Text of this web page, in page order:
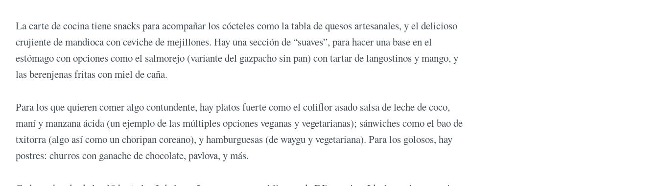
La carte de cocina tiene snacks para acompañar los cócteles como la tabla de quesos artesanales, y el delicioso
crujiente de mandioca con ceviche de mejillones. Hay una sección de “suaves”, para hacer una base en el
estómago con opciones como el salmorejo (variante del gazpacho sin pan) con tartar de langostinos y mango, y
las berenjenas fritas con miel de caña.
Para los que quieren comer algo contundente, hay platos fuerte como el coliflor asado salsa de leche de coco,
maní y manzana ácida (un ejemplo de las múltiples opciones veganas y vegetarianas); sánwiches como el bao de
txitorra (algo así como un choripan coreano), y hamburguesas (de waygu y vegetariana). Para los golosos, hay
postres: churros con ganache de chocolate, pavlova, y más.